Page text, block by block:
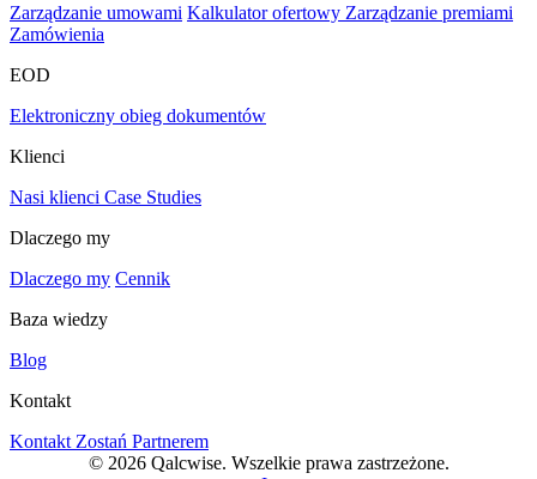
Zarządzanie umowami Kalkulator ofertowy Zarządzanie premiami
Zamówienia
EOD
Elektroniczny obieg dokumentów
Klienci
Nasi klienci Case Studies
Dlaczego my
Dlaczego my Cennik
Baza wiedzy
Blog
Kontakt
Kontakt Zostań Partnerem
© 2026 Qalcwise. Wszelkie prawa zastrzeżone.